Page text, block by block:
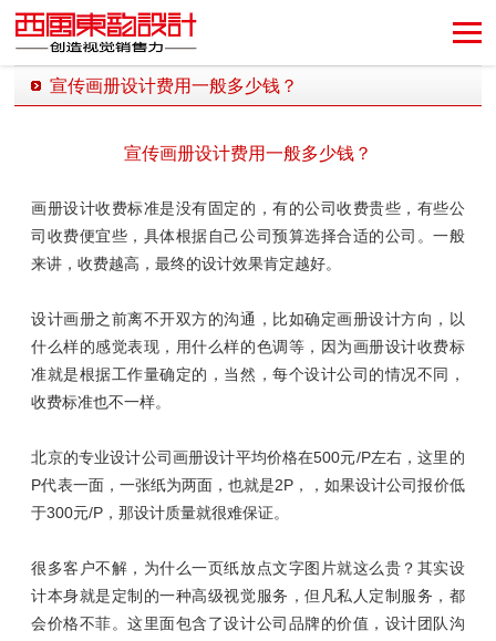
宣传画册设计费用一般多少钱？
宣传画册设计费用一般多少钱？
画册设计收费标准是没有固定的，有的公司收费贵些，有些公
司收费便宜些，具体根据自己公司预算选择合适的公司。一般
来讲，收费越高，最终的设计效果肯定越好。
设计画册之前离不开双方的沟通，比如确定画册设计方向，以
什么样的感觉表现，用什么样的色调等，因为画册设计收费标
准就是根据工作量确定的，当然，每个设计公司的情况不同，
收费标准也不一样。
北京的专业设计公司画册设计平均价格在500元/P左右，这里的
P代表一面，一张纸为两面，也就是2P，，如果设计公司报价低
于300元/P，那设计质量就很难保证。
很多客户不解，为什么一页纸放点文字图片就这么贵？其实设
计本身就是定制的一种高级视觉服务，但凡私人定制服务，都
会价格不菲。这里面包含了设计公司品牌的价值，设计团队沟